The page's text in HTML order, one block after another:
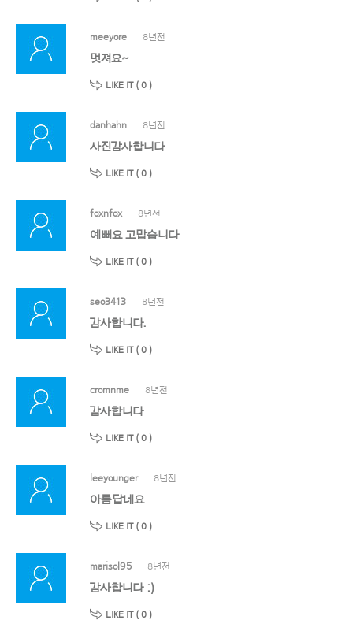
meeyore 8년전
멋져요~
LIKE IT ( 0 )
danhahn 8년전
사진감사합니다
LIKE IT ( 0 )
foxnfox 8년전
예뻐요 고맙습니다
LIKE IT ( 0 )
seo3413 8년전
감사합니다.
LIKE IT ( 0 )
cromnme 8년전
감사합니다
LIKE IT ( 0 )
leeyounger 8년전
아름답네요
LIKE IT ( 0 )
marisol95 8년전
감사합니다 :)
LIKE IT ( 0 )